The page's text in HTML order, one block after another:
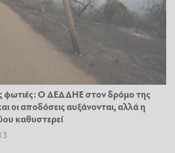
φωτιές: Ο ΔΕΔΔΗΕ στον δρόμο της
οι αποδόσεις αυξάνονται, αλλά η
καθυστερεί